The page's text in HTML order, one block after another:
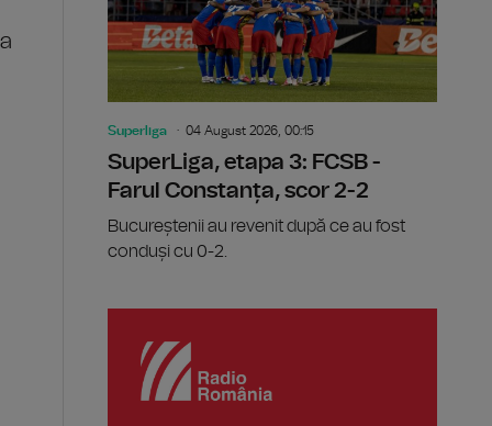
Superliga 04 August 2026, 00:15
SuperLiga, etapa 3: FCSB -
Farul Constanța, scor 2-2
Bucureștenii au revenit după ce au fost
conduși cu 0-2.